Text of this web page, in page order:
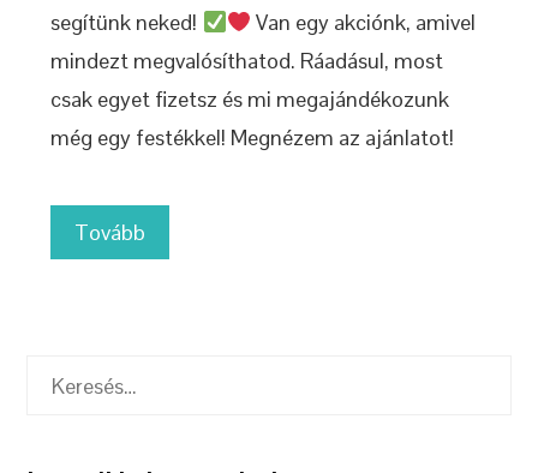
segítünk neked!
Van egy akciónk, amivel
mindezt megvalósíthatod. Ráadásul, most
csak egyet fizetsz és mi megajándékozunk
még egy festékkel! Megnézem az ajánlatot!
Tovább
Keresés: